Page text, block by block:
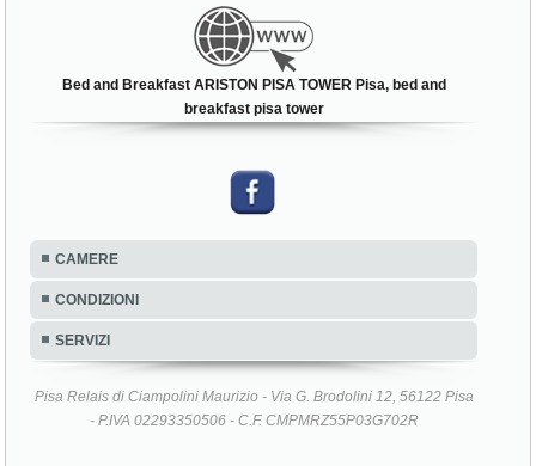
Bed and Breakfast ARISTON PISA TOWER Pisa, bed and
breakfast pisa tower
CAMERE
CONDIZIONI
SERVIZI
Pisa Relais di Ciampolini Maurizio - Via G. Brodolini 12, 56122 Pisa
- P.IVA 02293350506 - C.F. CMPMRZ55P03G702R